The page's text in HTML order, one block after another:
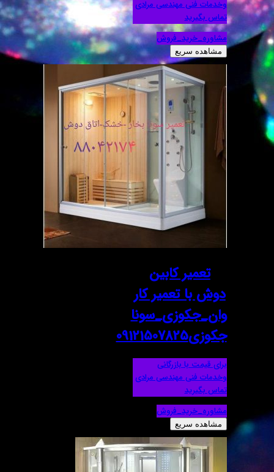
وخدمات فنی مهندسی مرادی
تماس بگیرید
مشاوره_خرید_فروش
مشاهده سریع
تعمیر کابین
دوش با تعمیر کار
وان_جکوزی_سونا
برای قیمت با بازرگانی
وخدمات فنی مهندسی مرادی
مشاوره_خرید_فروش
مشاهده سریع